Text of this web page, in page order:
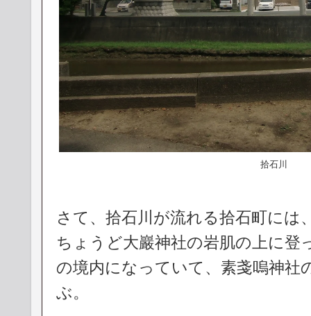
拾石川
さて、拾石川が流れる拾石町には
ちょうど大巖神社の岩肌の上に登
の境内になっていて、素戔嗚神社
ぶ。